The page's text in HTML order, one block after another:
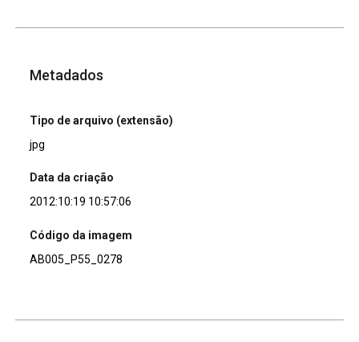
Metadados
Tipo de arquivo (extensão)
jpg
Data da criação
2012:10:19 10:57:06
Código da imagem
AB005_P55_0278